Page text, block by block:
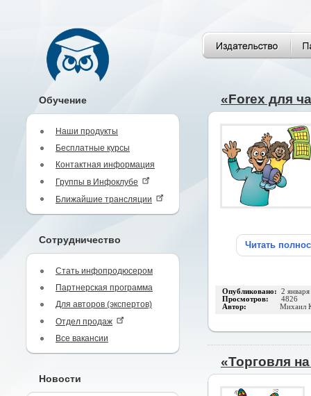
Обучение
Наши продукты
Бесплатные курсы
Контактная информация
Группы в Инфоклубе
Ближайшие трансляции
Сотрудничество
Стать инфопродюсером
Партнерская программа
Для авторов (экспертов)
Отдел продаж
Все вакансии
Новости
«Forex для
Читать
Опубликовано: 2
Просмотров: 4826
Автор: Михаил
«Торговля